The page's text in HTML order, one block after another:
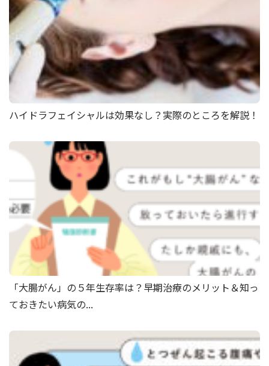
ハイドラフェイシャルは効果なし？実際のところを解説！
「大腸がん」の５年生存率は？早期治療のメリット＆知っ
ておきたい病気の...